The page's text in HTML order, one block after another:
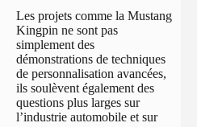
Les projets comme la Mustang
Kingpin ne sont pas
simplement des
démonstrations de techniques
de personnalisation avancées,
ils soulèvent également des
questions plus larges sur
l’industrie automobile et sur